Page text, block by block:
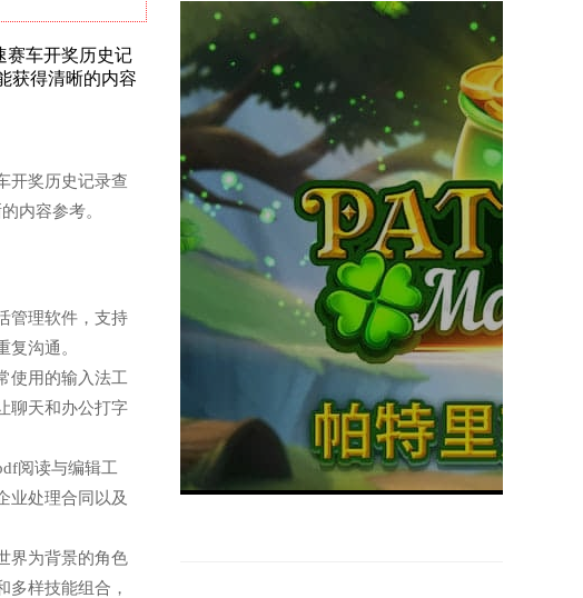
赛车开奖历史记
获得清晰的内容
开奖历史记录查
内容参考。
管理软件，支持
沟通。
使用的输入法工
聊天和办公打字
阅读与编辑工
业处理合同以及
界为背景的角色
样技能组合，